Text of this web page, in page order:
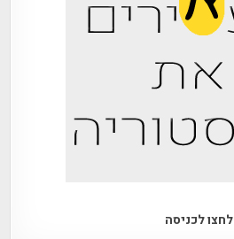
לחצו לכניסה